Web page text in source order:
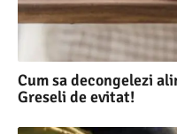
Cum sa decongelezi
Greseli de evitat!